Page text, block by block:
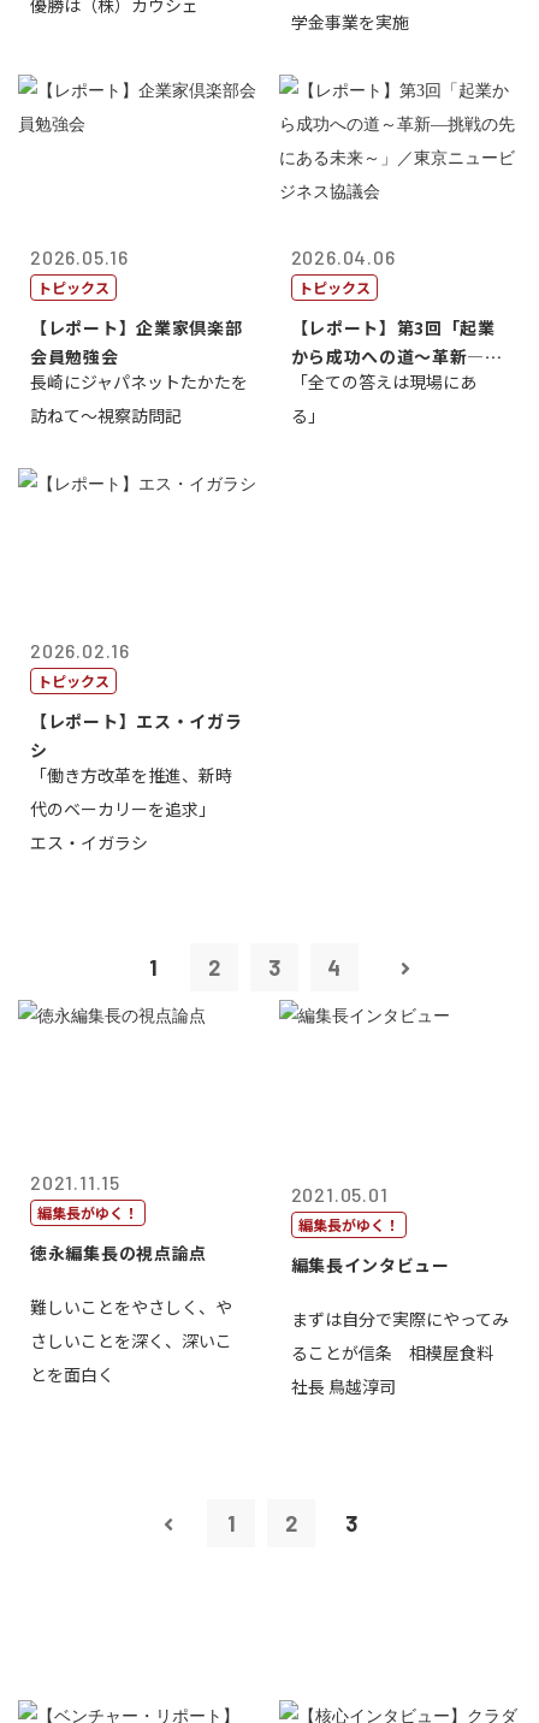
ルドカップ東京
優勝は（株）カウシェ
学金事業を実施
2026.05.16
トピックス
【レポート】企業家倶楽部
会員勉強会
長崎にジャパネットたかたを
訪ねて～視察訪問記
2026.04.06
トピックス
【レポート】第3回「起業
から成功への道～革新―挑
戦の先にある...
「全ての答えは現場にあ
る」
2026.02.16
トピックス
【レポート】エス・イガラ
シ
「働き方改革を推進、新時
代のベーカリーを追求」
エス・イガラシ
1 2 3 4
2021.11.15
編集長がゆく！
徳永編集長の視点論点
難しいことをやさしく、や
さしいことを深く、深いこ
とを面白く
2021.05.01
編集長がゆく！
編集長インタビュー
まずは自分で実際にやってみ
ることが信条 相模屋食料
社長 鳥越淳司
1 2 3